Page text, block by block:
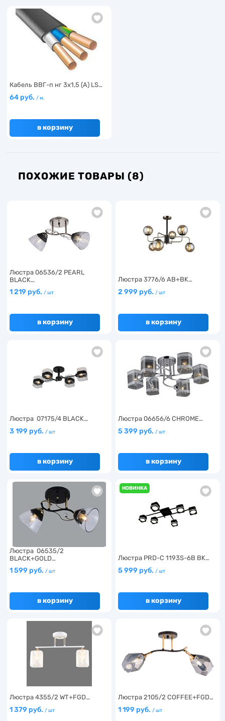
Кабель ВВГ-п нг 3х1,5 (А) LS…
64 руб. / м.
в корзину
ПОХОЖИЕ ТОВАРЫ (8)
Люстра 06536/2 PEARL
BLACK…
1 219 руб. / шт
в корзину
Люстра 3776/6 AB+BK…
2 999 руб. / шт
в корзину
Люстра 07175/4 BLACK…
3 199 руб. / шт
в корзину
Люстра 06656/6 CHROME…
5 399 руб. / шт
в корзину
Люстра 06535/2
BLACK+GOLD…
1 599 руб. / шт
в корзину
НОВИНКА
Люстра PRD-C 1193S-6B BK…
5 999 руб. / шт
в корзину
Люстра 4355/2 WT+FGD…
1 379 руб. / шт
Люстра 2105/2 COFFEE+FGD…
1 199 руб. / шт